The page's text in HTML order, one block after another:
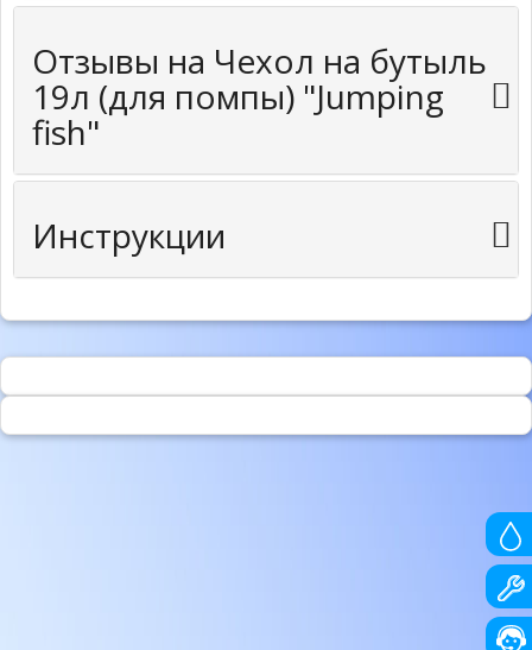
Отзывы на Чехол на бутыль
19л (для помпы) "Jumping
fish"
Инструкции